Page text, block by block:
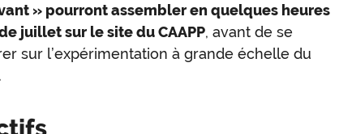
» pourront assembler en quelques heures
juillet sur le site du CAAPP, avant de se
sur l’expérimentation à grande échelle du